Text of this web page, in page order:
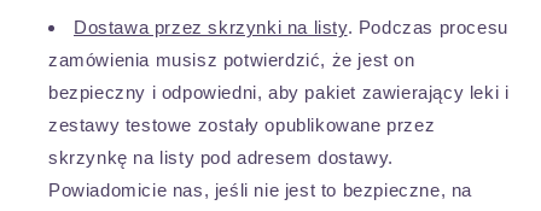
Dostawa przez skrzynki na listy. Podczas procesu
zamówienia musisz potwierdzić, że jest on
bezpieczny i odpowiedni, aby pakiet zawierający leki i
zestawy testowe zostały opublikowane przez
skrzynkę na listy pod adresem dostawy.
Powiadomicie nas, jeśli nie jest to bezpieczne, na